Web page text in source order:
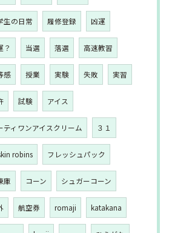
生の日常 履修登録 凶運
？ 当選 落選 高速教習
感 授業 実験 失敗 実習
試験 アイス
ティワンアイスクリーム ３１
robins フレッシュパック
庫 コーン シュガーコーン
航空券 romaji katakana